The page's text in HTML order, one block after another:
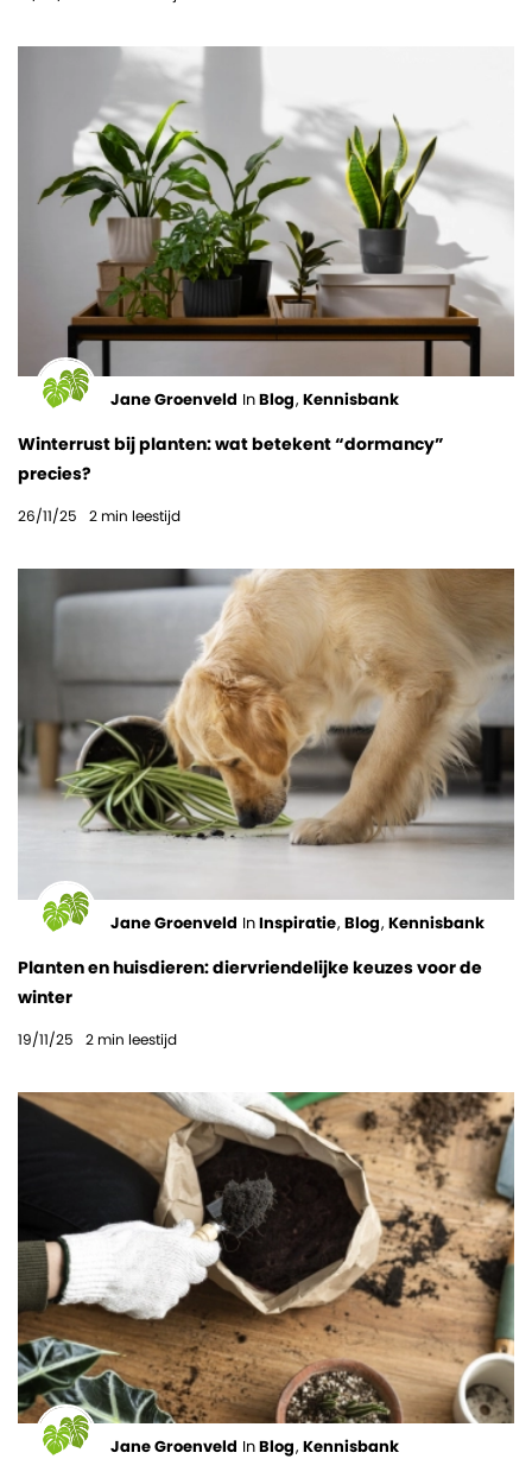
Jane Groenveld InBlog, Kennisbank
Winterrust bij planten: wat betekent “dormancy”
precies?
26/11/25 2 min leestijd
Jane Groenveld InInspiratie, Blog, Kennisbank
Planten en huisdieren: diervriendelijke keuzes voor de
winter
19/11/25 2 min leestijd
Jane Groenveld InBlog, Kennisbank